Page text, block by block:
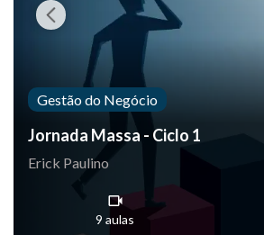
Gestão do Negócio
Jornada Massa - Ciclo 1
Erick Paulino
9 aulas